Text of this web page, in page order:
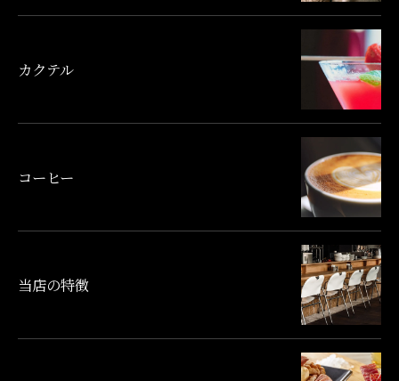
カクテル
コーヒー
当店の特徴